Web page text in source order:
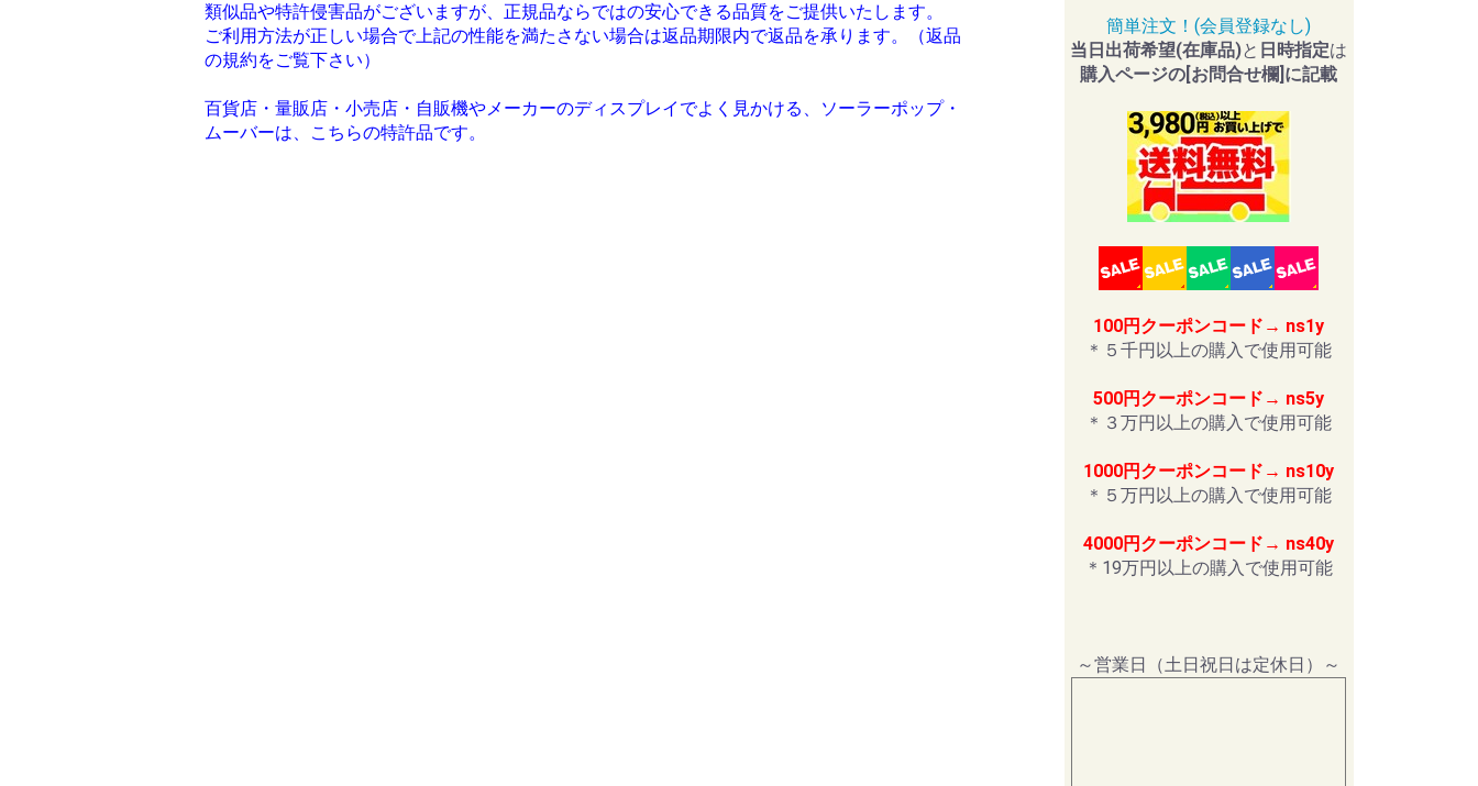
類似品や特許侵害品がございますが、正規品ならではの安心できる品質をご提供いたします。
ご利用方法が正しい場合で上記の性能を満たさない場合は返品期限内で返品を承ります。（返品
の規約をご覧下さい）
百貨店・量販店・小売店・自販機やメーカーのディスプレイでよく見かける、ソーラーポップ・
ムーバーは、こちらの特許品です。
簡単注文！(会員登録なし)
当日出荷希望(在庫品)と 日時指定は
購入ページの[お問合せ欄]に記載
100円クーポンコード→ ns1y
＊５千円以上の購入で使用可能
500円クーポンコード→ ns5y
＊３万円以上の購入で使用可能
1000円クーポンコード→ ns10y
＊５万円以上の購入で使用可能
4000円クーポンコード→ ns40y
＊19万円以上の購入で使用可能
～営業日（土日祝日は定休日）～